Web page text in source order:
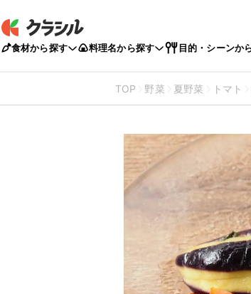
食材から探す 料理名から探す 目的・シーンか
TOP 野菜 夏野菜 トマト